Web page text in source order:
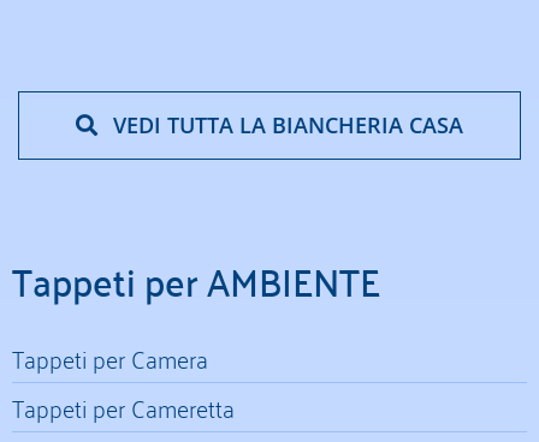
VEDI TUTTA LA BIANCHERIA CASA
Tappeti per AMBIENTE
Tappeti per Camera
Tappeti per Cameretta